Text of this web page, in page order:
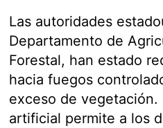
Las autoridades
Departamento de
Forestal, han estado
hacia fuegos
exceso de vegetación.
artificial permite a los